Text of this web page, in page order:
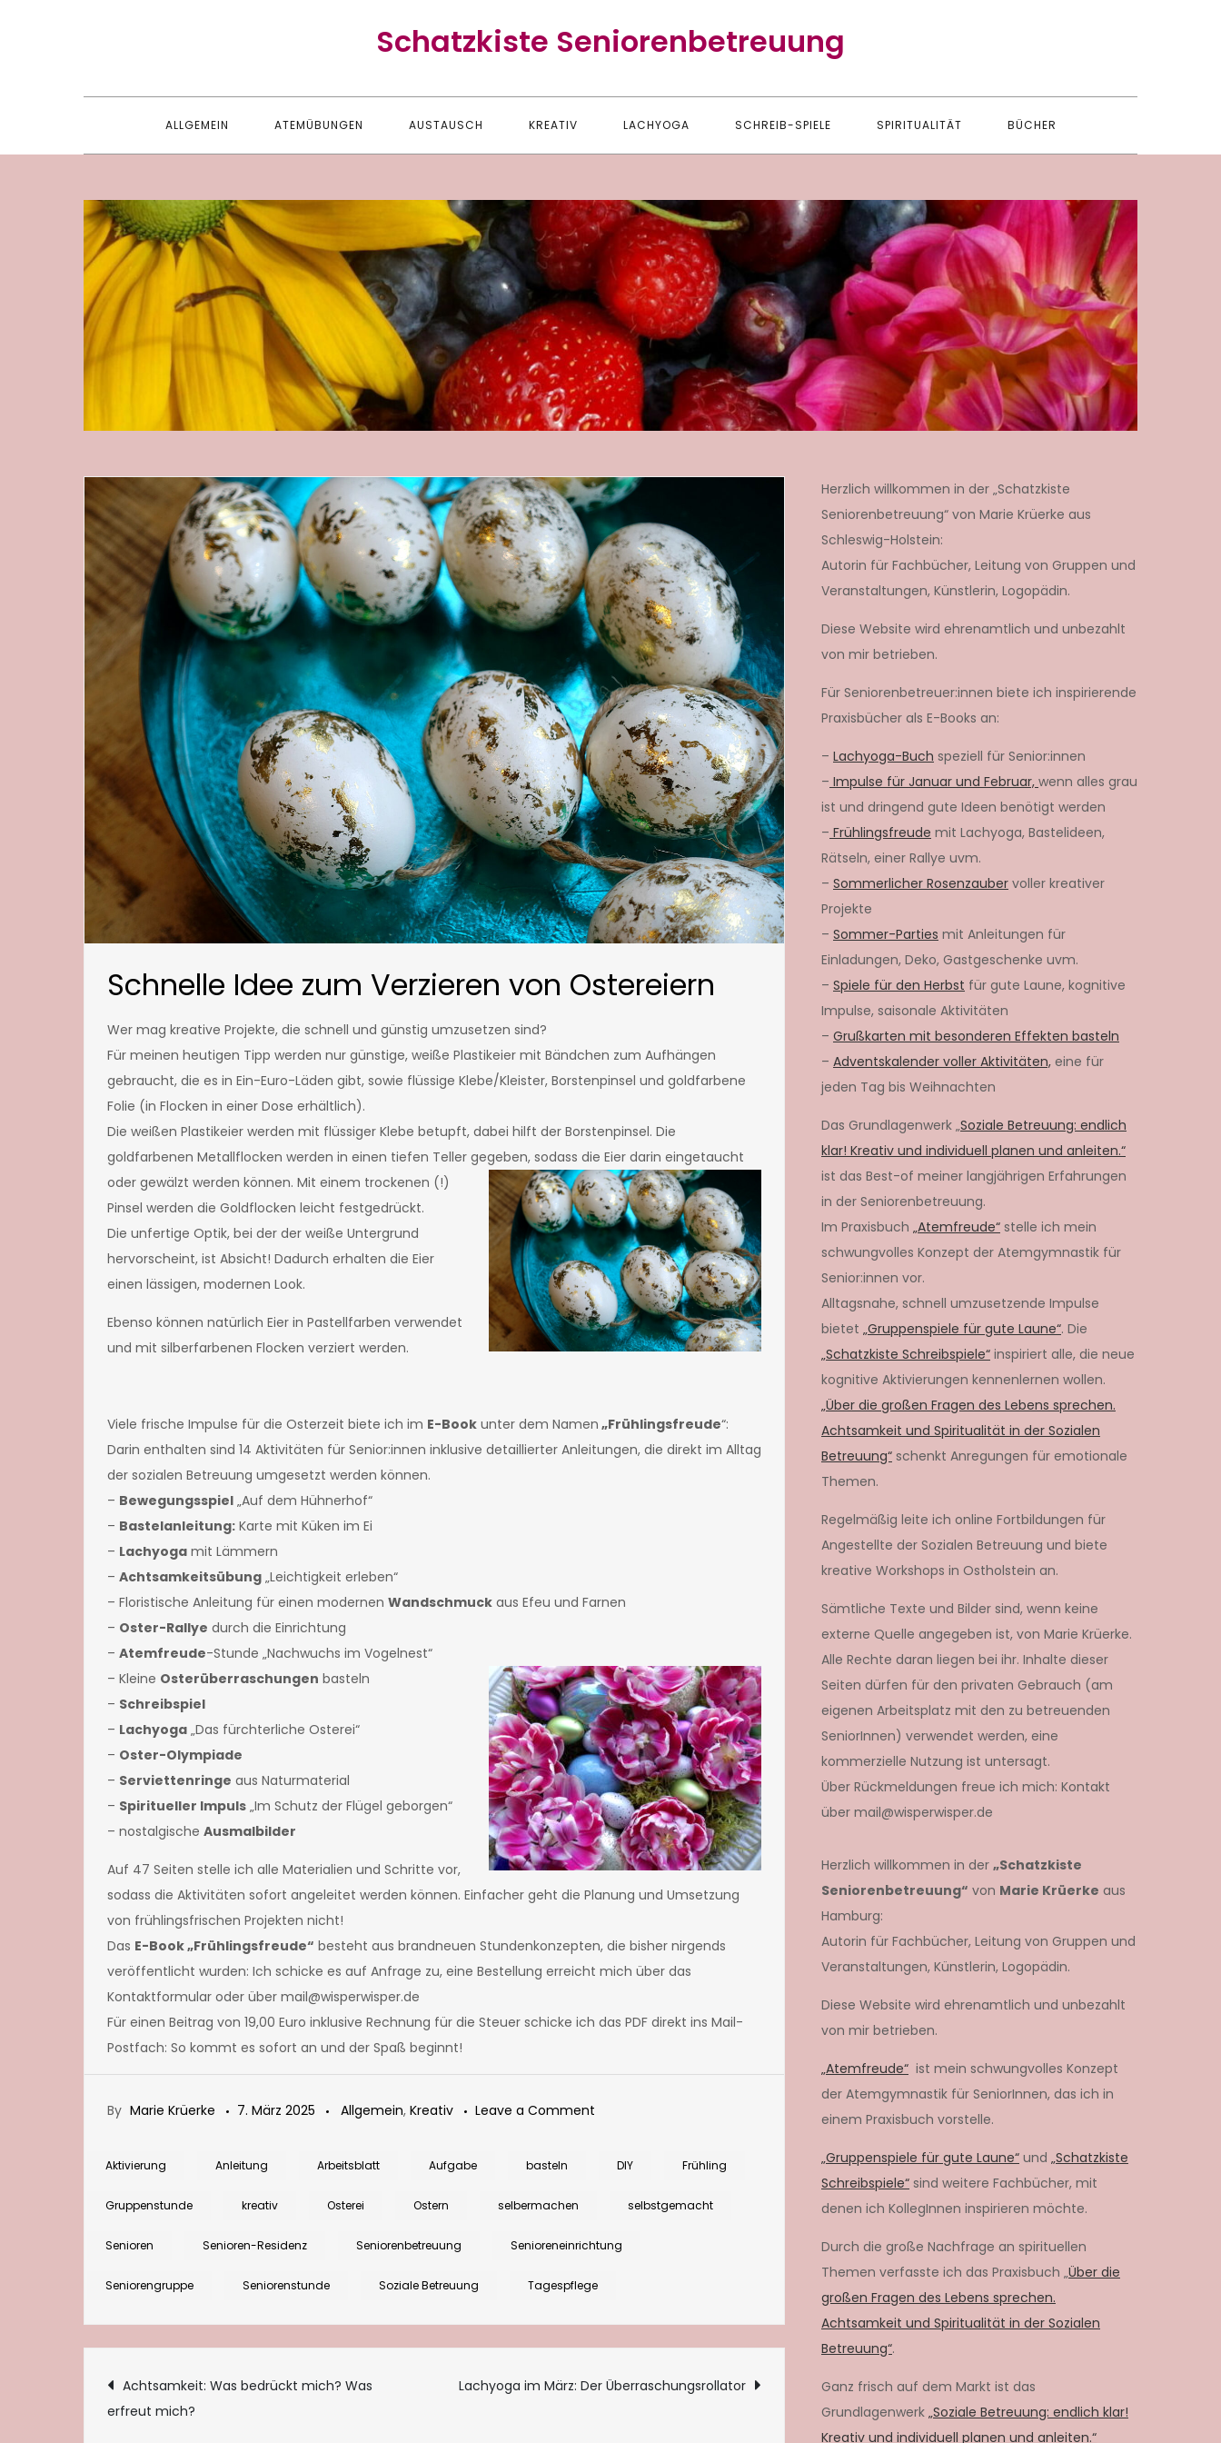
Schatzkiste Seniorenbetreuung
ALLGEMEIN ATEMÜBUNGEN AUSTAUSCH KREATIV LACHYOGA SCHREIB-SPIELE SPIRITUALITÄT BÜCHER
Schnelle Idee zum Verzieren von Ostereiern
Wer mag kreative Projekte, die schnell und günstig umzusetzen sind?
Für meinen heutigen Tipp werden nur günstige, weiße Plastikeier mit Bändchen zum Aufhängen
gebraucht, die es in Ein-Euro-Läden gibt, sowie flüssige Klebe/Kleister, Borstenpinsel und goldfarbene
Folie (in Flocken in einer Dose erhältlich).
Die weißen Plastikeier werden mit flüssiger Klebe betupft, dabei hilft der Borstenpinsel. Die
goldfarbenen Metallflocken werden in einen tiefen Teller gegeben, sodass die Eier darin eingetaucht
oder gewälzt werden können. Mit einem trockenen (!)
Pinsel werden die Goldflocken leicht festgedrückt.
Die unfertige Optik, bei der der weiße Untergrund
hervorscheint, ist Absicht! Dadurch erhalten die Eier
einen lässigen, modernen Look.
Ebenso können natürlich Eier in Pastellfarben verwendet
und mit silberfarbenen Flocken verziert werden.
Viele frische Impulse für die Osterzeit biete ich im E-Book unter dem Namen „Frühlingsfreude“:
Darin enthalten sind 14 Aktivitäten für Senior:innen inklusive detaillierter Anleitungen, die direkt im Alltag
der sozialen Betreuung umgesetzt werden können.
– Bewegungsspiel „Auf dem Hühnerhof“
– Bastelanleitung: Karte mit Küken im Ei
– Lachyoga mit Lämmern
– Achtsamkeitsübung „Leichtigkeit erleben“
– Floristische Anleitung für einen modernen Wandschmuck aus Efeu und Farnen
– Oster-Rallye durch die Einrichtung
– Atemfreude-Stunde „Nachwuchs im Vogelnest“
– Kleine Osterüberraschungen basteln
– Schreibspiel
– Lachyoga „Das fürchterliche Osterei“
– Oster-Olympiade
– Serviettenringe aus Naturmaterial
– Spiritueller Impuls „Im Schutz der Flügel geborgen“
– nostalgische Ausmalbilder
Auf 47 Seiten stelle ich alle Materialien und Schritte vor,
sodass die Aktivitäten sofort angeleitet werden können. Einfacher geht die Planung und Umsetzung
von frühlingsfrischen Projekten nicht!
Das E-Book „Frühlingsfreude“ besteht aus brandneuen Stundenkonzepten, die bisher nirgends
veröffentlicht wurden: Ich schicke es auf Anfrage zu, eine Bestellung erreicht mich über das
Kontaktformular oder über mail@wisperwisper.de
Für einen Beitrag von 19,00 Euro inklusive Rechnung für die Steuer schicke ich das PDF direkt ins Mail-
Postfach: So kommt es sofort an und der Spaß beginnt!
By Marie Krüerke 7. März 2025 Allgemein, Kreativ Leave a Comment
Idee
Verzieren
von
Aktivierung Anleitung Arbeitsblatt Aufgabe basteln DIY Frühling
Gruppenstunde kreativ Osterei Ostern selbermachen selbstgemacht
Senioren Senioren-Residenz Seniorenbetreuung Senioreneinrichtung
Seniorengruppe Seniorenstunde Soziale Betreuung Tagespflege
Beitragsnavigation
Achtsamkeit: Was bedrückt mich? Was
erfreut mich?
Lachyoga im März: Der Überraschungsrollator
Herzlich willkommen in der „Schatzkiste
Seniorenbetreuung“ von Marie Krüerke aus
Schleswig-Holstein:
Autorin für Fachbücher, Leitung von Gruppen und
Veranstaltungen, Künstlerin, Logopädin.
Diese Website wird ehrenamtlich und unbezahlt
von mir betrieben.
Für Seniorenbetreuer:innen biete ich inspirierende
Praxisbücher als E-Books an:
– Lachyoga-Buch speziell für Senior:innen
– Impulse für Januar und Februar, wenn alles grau
ist und dringend gute Ideen benötigt werden
– Frühlingsfreude mit Lachyoga, Bastelideen,
Rätseln, einer Rallye uvm.
– Sommerlicher Rosenzauber voller kreativer
Projekte
– Sommer-Parties mit Anleitungen für
Einladungen, Deko, Gastgeschenke uvm.
– Spiele für den Herbst für gute Laune, kognitive
Impulse, saisonale Aktivitäten
– Grußkarten mit besonderen Effekten basteln
– Adventskalender voller Aktivitäten, eine für
jeden Tag bis Weihnachten
Das Grundlagenwerk „Soziale Betreuung: endlich
klar! Kreativ und individuell planen und anleiten.“
ist das Best-of meiner langjährigen Erfahrungen
in der Seniorenbetreuung.
Im Praxisbuch „Atemfreude“ stelle ich mein
schwungvolles Konzept der Atemgymnastik für
Senior:innen vor.
Alltagsnahe, schnell umzusetzende Impulse
bietet „Gruppenspiele für gute Laune“. Die
„Schatzkiste Schreibspiele“ inspiriert alle, die neue
kognitive Aktivierungen kennenlernen wollen.
„Über die großen Fragen des Lebens sprechen.
Achtsamkeit und Spiritualität in der Sozialen
Betreuung“ schenkt Anregungen für emotionale
Themen.
Regelmäßig leite ich online Fortbildungen für
Angestellte der Sozialen Betreuung und biete
kreative Workshops in Ostholstein an.
Sämtliche Texte und Bilder sind, wenn keine
externe Quelle angegeben ist, von Marie Krüerke.
Alle Rechte daran liegen bei ihr. Inhalte dieser
Seiten dürfen für den privaten Gebrauch (am
eigenen Arbeitsplatz mit den zu betreuenden
SeniorInnen) verwendet werden, eine
kommerzielle Nutzung ist untersagt.
Über Rückmeldungen freue ich mich: Kontakt
über mail@wisperwisper.de
Herzlich willkommen in der „Schatzkiste
Seniorenbetreuung“ von Marie Krüerke aus
Hamburg:
Autorin für Fachbücher, Leitung von Gruppen und
Veranstaltungen, Künstlerin, Logopädin.
Diese Website wird ehrenamtlich und unbezahlt
von mir betrieben.
„Atemfreude“ ist mein schwungvolles Konzept
der Atemgymnastik für SeniorInnen, das ich in
einem Praxisbuch vorstelle.
„Gruppenspiele für gute Laune“ und „Schatzkiste
Schreibspiele“ sind weitere Fachbücher, mit
denen ich KollegInnen inspirieren möchte.
Durch die große Nachfrage an spirituellen
Themen verfasste ich das Praxisbuch „Über die
großen Fragen des Lebens sprechen.
Achtsamkeit und Spiritualität in der Sozialen
Betreuung“.
Ganz frisch auf dem Markt ist das
Grundlagenwerk „Soziale Betreuung: endlich klar!
Kreativ und individuell planen und anleiten.“